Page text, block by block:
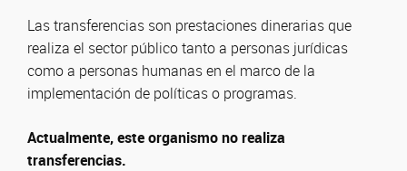
Las transferencias son prestaciones dinerarias que
realiza el sector público tanto a personas jurídicas
como a personas humanas en el marco de la
implementación de políticas o programas.
Actualmente, este organismo no realiza
transferencias.